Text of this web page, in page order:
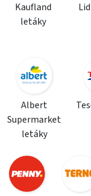
Kaufland
letáky
Albert
Supermarket
letáky